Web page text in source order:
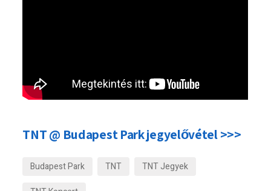
TNT @ Budapest Park jegyelővétel >>>
Budapest Park TNT
TNT Jegyek